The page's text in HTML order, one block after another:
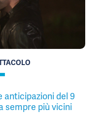
anticipazioni del 9
sempre più vicini